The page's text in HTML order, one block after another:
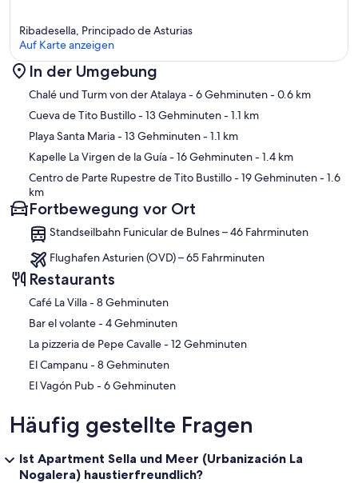
Karte
Ribadesella, Principado de Asturias
Auf Karte anzeigen
In der Umgebung
Chalé und Turm von der Atalaya- 6 Gehminuten- 0.6 km
Cueva de Tito Bustillo- 13 Gehminuten- 1.1 km
Playa Santa Maria- 13 Gehminuten- 1.1 km
Kapelle La Virgen de la Guía- 16 Gehminuten- 1.4 km
Centro de Parte Rupestre de Tito Bustillo- 19 Gehminuten- 1.6
km
Fortbewegung vor Ort
Standseilbahn Funicular de Bulnes – 46 Fahrminuten
Flughafen Asturien (OVD) – 65 Fahrminuten
Restaurants
‪Café La Villa - ‬8 Gehminuten
‪Bar el volante - ‬4 Gehminuten
‪La pizzeria de Pepe Cavalle - ‬12 Gehminuten
‪El Campanu - ‬8 Gehminuten
‪El Vagón Pub - ‬6 Gehminuten
Häufig gestellte Fragen
Ist Apartment Sella und Meer (Urbanización La
Nogalera) haustierfreundlich?